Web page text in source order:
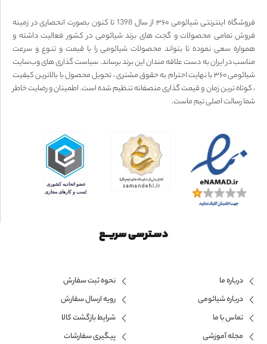
فروشگاه اینترنتی شیائومی ۳۶۰ از سال 1398 تا کنون بصورت انحصاری در زمینه
فروش تمامی محصولات و گجت های برند شیائومی در کشور فعالیت داشته و
همواره سعی نموده تا بتواند محصولات شیائومی را با قیمت و تنوع و سرعت
مناسب در ایران به دست علاقه مندان این برند برساند. سیاست گذاری های وب‌سایت
شیائومی ۳۶۰ با نهایت احترام به حقوق مشتری ، تحویل محصول با بالاترین کیفیت
، کوتاه ترین زمان و قیمت گذاری منصفانه تنظیم شده است. اطمینان و رضایت خاطر
شما رسالت اصلی تیم ماست.
دسـترسی سریــع
درباره ما
درباره شیائومی
تماس با ما
مجله آموزشی
نحوه ثبت سفارش
رویه ارسال سفارش
شرایط بازگشت کالا
پیگیری سفارشات